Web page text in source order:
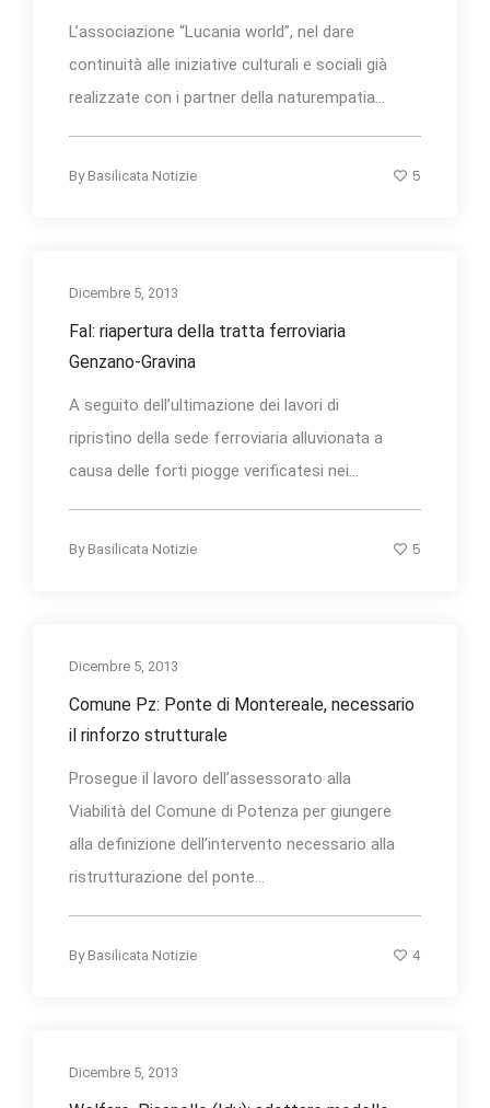
L’associazione “Lucania world”, nel dare
continuità alle iniziative culturali e sociali già
realizzate con i partner della naturempatia...
By Basilicata Notizie 5
Dicembre 5, 2013
Fal: riapertura della tratta ferroviaria
Genzano-Gravina
A seguito dell’ultimazione dei lavori di
ripristino della sede ferroviaria alluvionata a
causa delle forti piogge verificatesi nei...
By Basilicata Notizie 5
Dicembre 5, 2013
Comune Pz: Ponte di Montereale, necessario
il rinforzo strutturale
Prosegue il lavoro dell’assessorato alla
Viabilità del Comune di Potenza per giungere
alla definizione dell’intervento necessario alla
ristrutturazione del ponte...
By Basilicata Notizie 4
Dicembre 5, 2013